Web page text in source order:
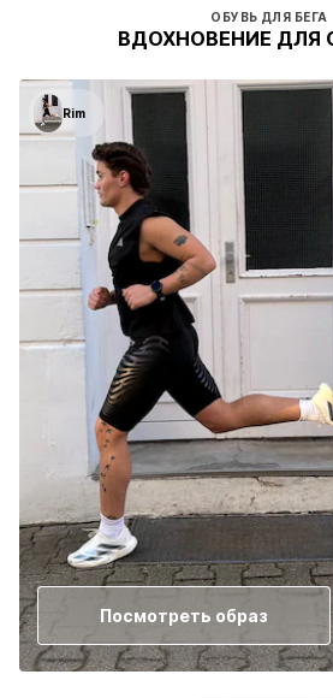
ОБУВЬ ДЛЯ БЕГА
ВДОХНОВЕНИЕ ДЛЯ
Rim
Посмотреть образ